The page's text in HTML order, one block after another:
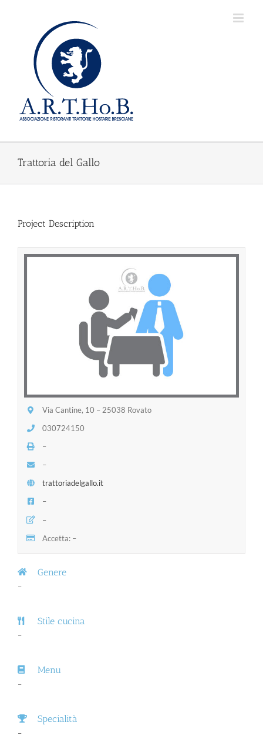
Trattoria del Gallo
Project Description
Via Cantine, 10 – 25038 Rovato
030724150
–
–
trattoriadelgallo.it
–
–
Accetta: –
Genere
–
Stile cucina
–
Menu
–
Specialità
–